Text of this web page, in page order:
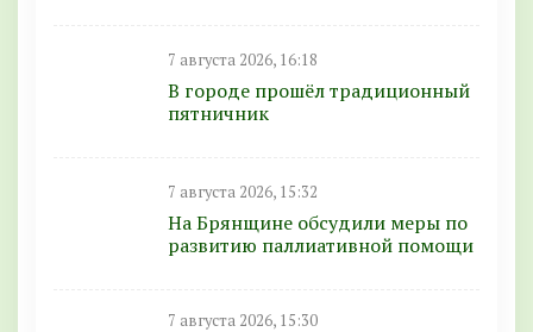
7 августа 2026, 16:18
В городе прошёл традиционный
пятничник
7 августа 2026, 15:32
На Брянщине обсудили меры по
развитию паллиативной помощи
7 августа 2026, 15:30